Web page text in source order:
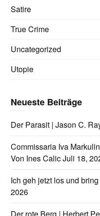
Satire
True Crime
Uncategorized
Utopie
Neueste Beiträge
Der Parasit | Jason C.
Commissaria Iva
Von Ines CalicJuli 18,
Ich geh jetzt los und
2026